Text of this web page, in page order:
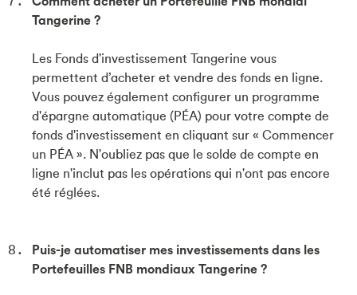
Tangerine ?
Les Fonds d'investissement Tangerine vous
permettent d’acheter et vendre des fonds en ligne.
Vous pouvez également configurer un programme
d'épargne automatique (PÉA) pour votre compte de
fonds d'investissement en cliquant sur « Commencer
un PÉA ». N'oubliez pas que le solde de compte en
ligne n'inclut pas les opérations qui n'ont pas encore
été réglées.
Puis-je automatiser mes investissements dans les
Portefeuilles FNB mondiaux Tangerine ?